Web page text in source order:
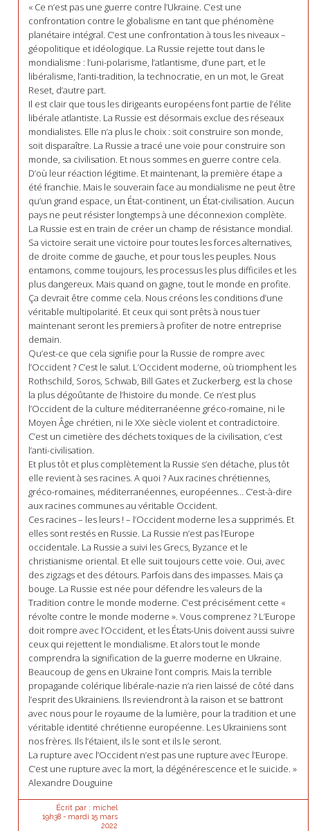
« Ce n’est pas une guerre contre l’Ukraine. C’est une
confrontation contre le globalisme en tant que phénomène
planétaire intégral. C’est une confrontation à tous les niveaux –
géopolitique et idéologique. La Russie rejette tout dans le
mondialisme : l’uni-polarisme, l’atlantisme, d’une part, et le
libéralisme, l’anti-tradition, la technocratie, en un mot, le Great
Reset, d’autre part.
Il est clair que tous les dirigeants européens font partie de l’élite
libérale atlantiste. La Russie est désormais exclue des réseaux
mondialistes. Elle n’a plus le choix : soit construire son monde,
soit disparaître. La Russie a tracé une voie pour construire son
monde, sa civilisation. Et nous sommes en guerre contre cela.
D’où leur réaction légitime. Et maintenant, la première étape a
été franchie. Mais le souverain face au mondialisme ne peut être
qu’un grand espace, un État-continent, un État-civilisation. Aucun
pays ne peut résister longtemps à une déconnexion complète.
La Russie est en train de créer un champ de résistance mondial.
Sa victoire serait une victoire pour toutes les forces alternatives,
de droite comme de gauche, et pour tous les peuples. Nous
entamons, comme toujours, les processus les plus difficiles et les
plus dangereux. Mais quand on gagne, tout le monde en profite.
Ça devrait être comme cela. Nous créons les conditions d’une
véritable multipolarité. Et ceux qui sont prêts à nous tuer
maintenant seront les premiers à profiter de notre entreprise
demain.
Qu’est-ce que cela signifie pour la Russie de rompre avec
l’Occident ? C’est le salut. L’Occident moderne, où triomphent les
Rothschild, Soros, Schwab, Bill Gates et Zuckerberg, est la chose
la plus dégoûtante de l’histoire du monde. Ce n’est plus
l’Occident de la culture méditerranéenne gréco-romaine, ni le
Moyen Âge chrétien, ni le XXe siècle violent et contradictoire.
C’est un cimetière des déchets toxiques de la civilisation, c’est
l’anti-civilisation.
Et plus tôt et plus complètement la Russie s’en détache, plus tôt
elle revient à ses racines. A quoi ? Aux racines chrétiennes,
gréco-romaines, méditerranéennes, européennes… C’est-à-dire
aux racines communes au véritable Occident.
Ces racines – les leurs ! – l’Occident moderne les a supprimés. Et
elles sont restés en Russie. La Russie n’est pas l’Europe
occidentale. La Russie a suivi les Grecs, Byzance et le
christianisme oriental. Et elle suit toujours cette voie. Oui, avec
des zigzags et des détours. Parfois dans des impasses. Mais ça
bouge. La Russie est née pour défendre les valeurs de la
Tradition contre le monde moderne. C’est précisément cette «
révolte contre le monde moderne ». Vous comprenez ? L’Europe
doit rompre avec l’Occident, et les États-Unis doivent aussi suivre
ceux qui rejettent le mondialisme. Et alors tout le monde
comprendra la signification de la guerre moderne en Ukraine.
Beaucoup de gens en Ukraine l’ont compris. Mais la terrible
propagande colérique libérale-nazie n’a rien laissé de côté dans
l’esprit des Ukrainiens. Ils reviendront à la raison et se battront
avec nous pour le royaume de la lumière, pour la tradition et une
véritable identité chrétienne européenne. Les Ukrainiens sont
nos frères. Ils l’étaient, ils le sont et ils le seront.
La rupture avec l’Occident n’est pas une rupture avec l’Europe.
C’est une rupture avec la mort, la dégénérescence et le suicide. »
Alexandre Douguine
Écrit par : michel
19h38- mardi 15 mars
2022